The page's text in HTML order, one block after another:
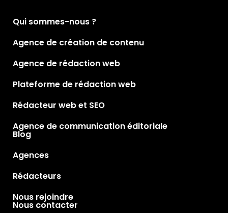
Qui sommes-nous ?
Agence de création de contenu
Agence de rédaction web
Plateforme de rédaction web
Rédacteur web et SEO
Agence de communication éditoriale
Blog
Agences
Rédacteurs
Nous rejoindre
Nous contacter